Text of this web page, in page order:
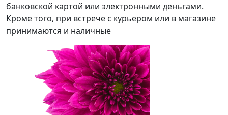
банковской картой или электронными деньгами.
Кроме того, при встрече с курьером или в магазине
принимаются и наличные